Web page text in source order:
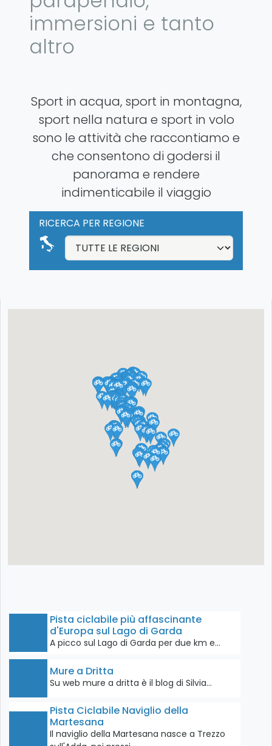
immersioni e tanto
altro
Sport in acqua, sport in montagna,
sport nella natura e sport in volo
sono le attività che raccontiamo e
che consentono di godersi il
panorama e rendere
indimenticabile il viaggio
RICERCA PER REGIONE
Pista ciclabile più affascinante
d'Europa sul Lago di Garda
A picco sul Lago di Garda per due km e…
Mure a Dritta
Su web mure a dritta è il blog di Silvia…
Pista Ciclabile Naviglio della
Martesana
Il naviglio della Martesana nasce a Trezzo